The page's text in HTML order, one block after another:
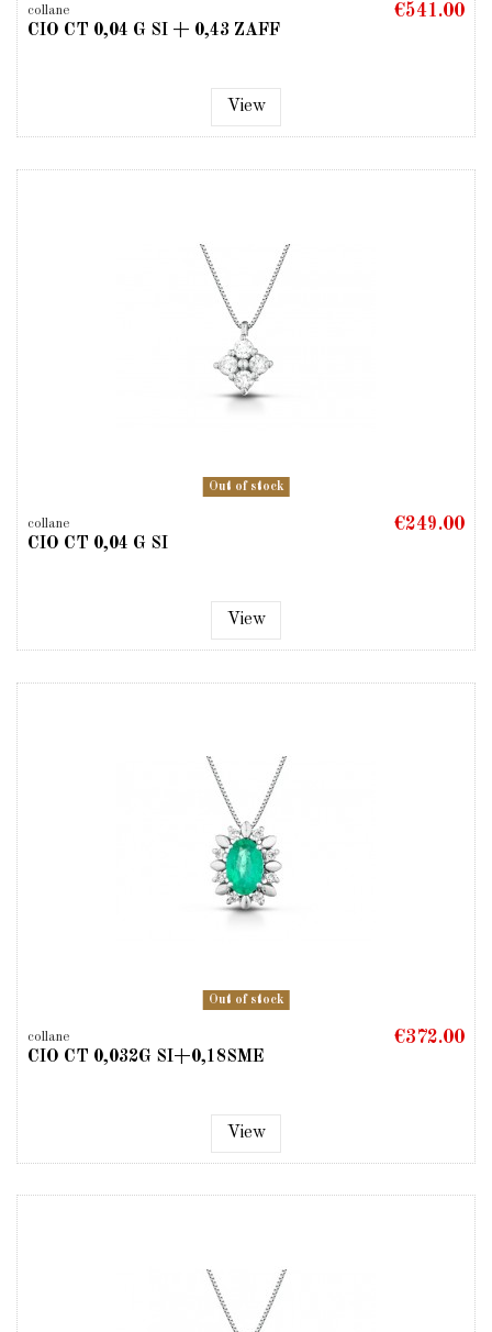
collane
CIO CT 0,04 G SI + 0,43 ZAFF
€541.00
View
Out of stock
collane
CIO CT 0,04 G SI
€249.00
View
Out of stock
collane
CIO CT 0,032G SI+0,18SME
€372.00
View